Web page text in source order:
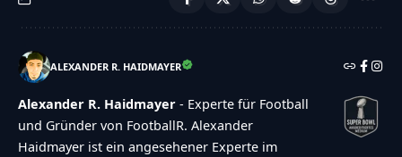
ALEXANDER R. HAIDMAYER
Alexander R. Haidmayer - Experte für Football
und Gründer von FootballR. Alexander
Haidmayer ist ein angesehener Experte im